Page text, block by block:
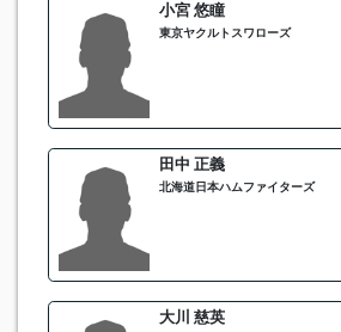
小宮 悠瞳
東京ヤクルトスワローズ
田中 正義
北海道日本ハムファイターズ
大川 慈英